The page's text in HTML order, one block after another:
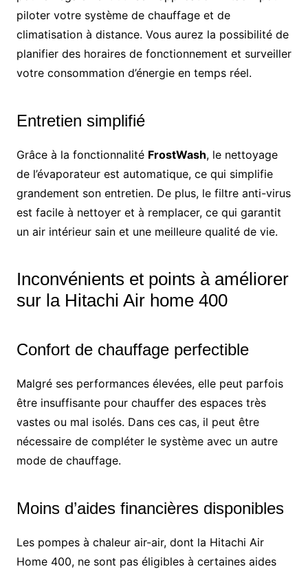
piloter votre système de chauffage et de
climatisation à distance. Vous aurez la possibilité de
planifier des horaires de fonctionnement et surveiller
votre consommation d’énergie en temps réel.
Entretien simplifié
Grâce à la fonctionnalité FrostWash, le nettoyage
de l’évaporateur est automatique, ce qui simplifie
grandement son entretien. De plus, le filtre anti-virus
est facile à nettoyer et à remplacer, ce qui garantit
un air intérieur sain et une meilleure qualité de vie.
Inconvénients et points à améliorer
sur la Hitachi Air home 400
Confort de chauffage perfectible
Malgré ses performances élevées, elle peut parfois
être insuffisante pour chauffer des espaces très
vastes ou mal isolés. Dans ces cas, il peut être
nécessaire de compléter le système avec un autre
mode de chauffage.
Moins d’aides financières disponibles
Les pompes à chaleur air-air, dont la Hitachi Air
Home 400, ne sont pas éligibles à certaines aides